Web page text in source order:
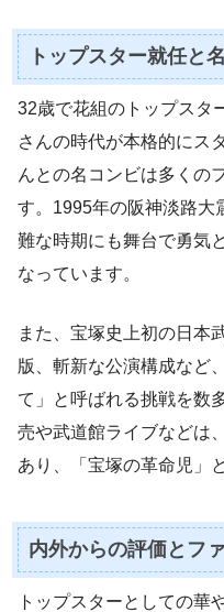
トップスター就任と
32歳で花組のトップスタ
さんの時代が本格的にス
んとの名コンビは多くの
す。1995年の阪神淡路大
難な時期にも舞台で勇気
なっています。
また、宝塚史上初の日本
版、斬新な公演構成など
て」と呼ばれる挑戦を数
売や武道館ライブなどは
あり、「宝塚の革命児」
内外からの評価とフ
トップスターとしての華